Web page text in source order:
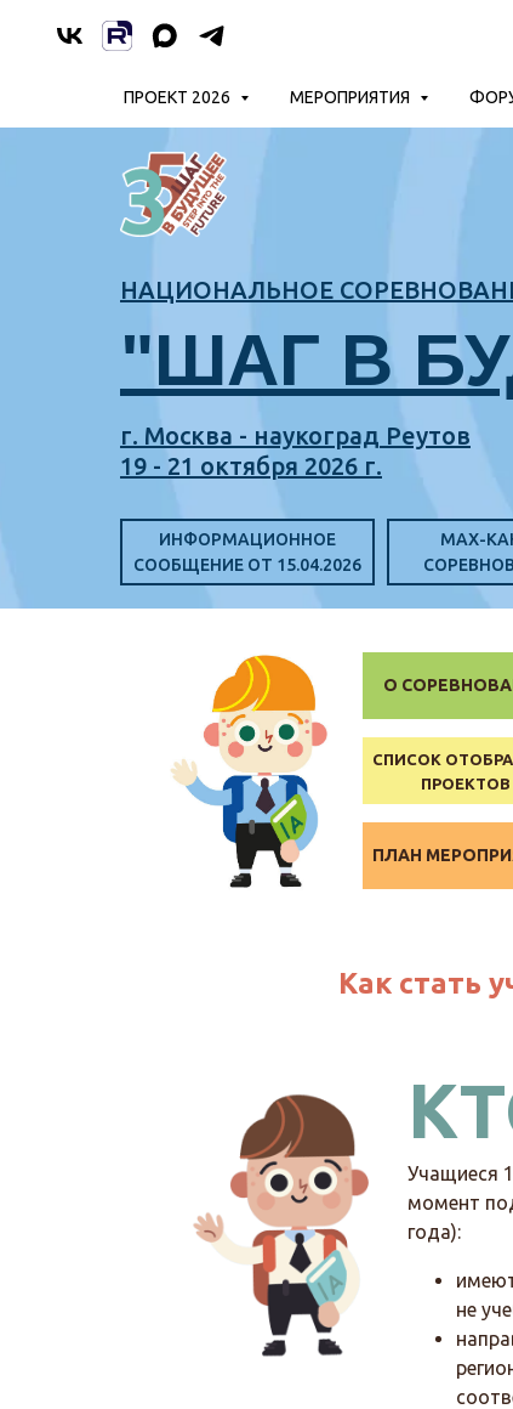
ПРОЕКТ 2026 МЕРОПРИЯТИЯ
"ШАГ В
НАЦИОНАЛЬНОЕ
г. Москва - наукоград Реутов
19 - 21 октября 2026 г.
ИНФОРМАЦИОННОЕ
СООБЩЕНИЕ ОТ 15.04.2026
MAX-
О
ПЛАН
СПИСОК
ПРОЕКТОВ
Как стать
Учащиеся
момент
года):
не